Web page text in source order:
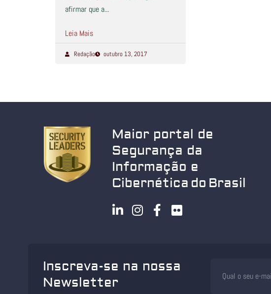
afirmar que a...
Leia Mais
Redação outubro 13, 2017
Maior portal de
Segurança da
Informação e
Cibernética do Brasil
Inscreva-se na nossa
Newsletter